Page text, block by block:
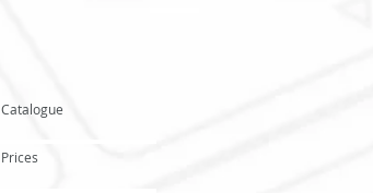
Prices
Catalogue